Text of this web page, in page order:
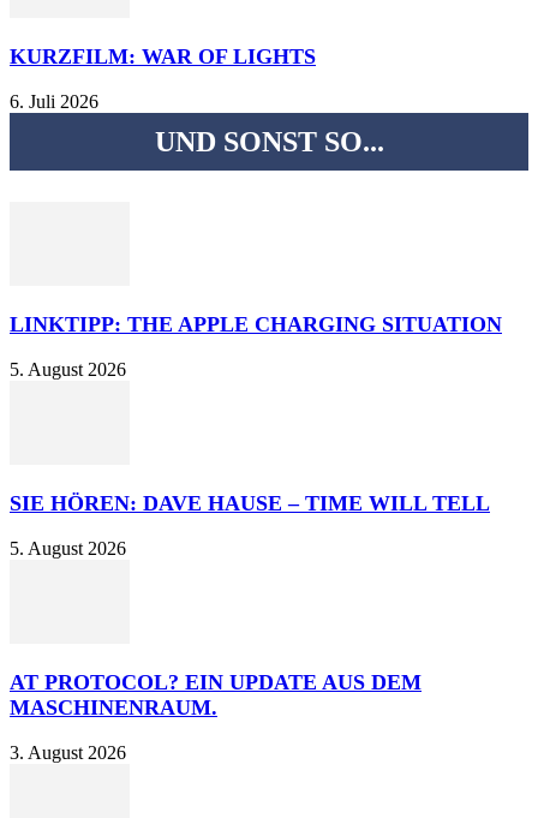
KURZFILM: WAR OF LIGHTS
6. Juli 2026
UND SONST SO...
LINKTIPP: THE APPLE CHARGING SITUATION
5. August 2026
SIE HÖREN: DAVE HAUSE – TIME WILL TELL
5. August 2026
AT PROTOCOL? EIN UPDATE AUS DEM
MASCHINENRAUM.
3. August 2026